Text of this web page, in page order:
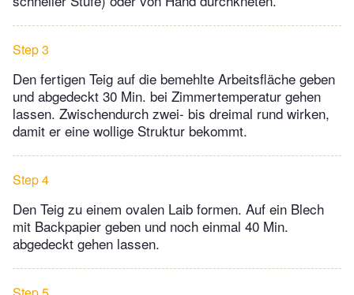
Step 3
Den fertigen Teig auf die bemehlte Arbeitsfläche geben
und abgedeckt 30 Min. bei Zimmertemperatur gehen
lassen. Zwischendurch zwei- bis dreimal rund wirken,
damit er eine wollige Struktur bekommt.
Step 4
Den Teig zu einem ovalen Laib formen. Auf ein Blech
mit Backpapier geben und noch einmal 40 Min.
abgedeckt gehen lassen.